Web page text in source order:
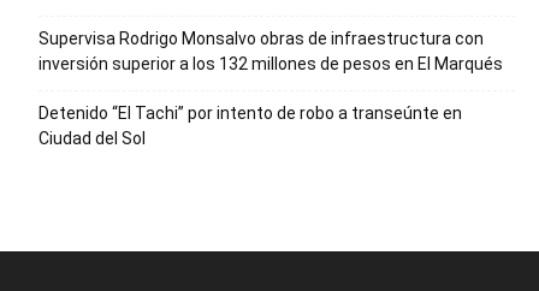
Supervisa Rodrigo Monsalvo obras de infraestructura con
inversión superior a los 132 millones de pesos en El Marqués
Detenido “El Tachi” por intento de robo a transeúnte en
Ciudad del Sol